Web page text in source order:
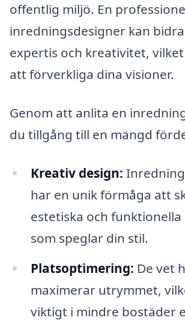
offentlig miljö. En
inredningsdesigner kan
expertis och kreativitet,
att förverkliga dina visioner.
Genom att anlita en
du tillgång till en mängd
Kreativ design:
har en unik förmåga att
estetiska och
som speglar din stil.
Platsoptimering: De vet
maximerar utrymmet,
viktigt i mindre bostäder